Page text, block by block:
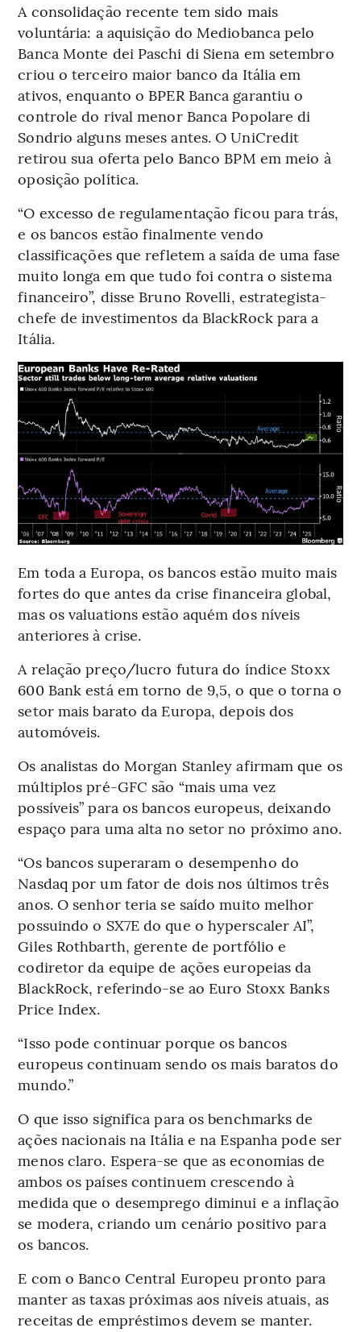
A consolidação recente tem sido mais
voluntária: a aquisição do Mediobanca pelo
Banca Monte dei Paschi di Siena em setembro
criou o terceiro maior banco da Itália em
ativos, enquanto o BPER Banca garantiu o
controle do rival menor Banca Popolare di
Sondrio alguns meses antes. O UniCredit
retirou sua oferta pelo Banco BPM em meio à
oposição política.
“O excesso de regulamentação ficou para trás,
e os bancos estão finalmente vendo
classificações que refletem a saída de uma fase
muito longa em que tudo foi contra o sistema
financeiro”, disse Bruno Rovelli, estrategista-
chefe de investimentos da BlackRock para a
Itália.
Em toda a Europa, os bancos estão muito mais
fortes do que antes da crise financeira global,
mas os valuations estão aquém dos níveis
anteriores à crise.
A relação preço/lucro futura do índice Stoxx
600 Bank está em torno de 9,5, o que o torna o
setor mais barato da Europa, depois dos
automóveis.
Os analistas do Morgan Stanley afirmam que os
múltiplos pré-GFC são “mais uma vez
possíveis” para os bancos europeus, deixando
espaço para uma alta no setor no próximo ano.
“Os bancos superaram o desempenho do
Nasdaq por um fator de dois nos últimos três
anos. O senhor teria se saído muito melhor
possuindo o SX7E do que o hyperscaler AI”,
Giles Rothbarth, gerente de portfólio e
codiretor da equipe de ações europeias da
BlackRock, referindo-se ao Euro Stoxx Banks
Price Index.
“Isso pode continuar porque os bancos
europeus continuam sendo os mais baratos do
mundo.”
O que isso significa para os benchmarks de
ações nacionais na Itália e na Espanha pode ser
menos claro. Espera-se que as economias de
ambos os países continuem crescendo à
medida que o desemprego diminui e a inflação
se modera, criando um cenário positivo para
os bancos.
E com o Banco Central Europeu pronto para
manter as taxas próximas aos níveis atuais, as
receitas de empréstimos devem se manter.